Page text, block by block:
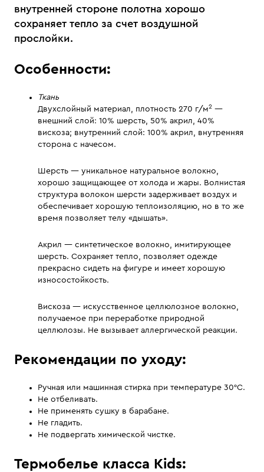
внутренней стороне полотна хорошо
сохраняет тепло за счет воздушной
прослойки.
Особенности:
Ткань
Двухслойный материал, плотность 270 г/м2 —
внешний слой: 10% шерсть, 50% акрил, 40%
вискоза; внутренний слой: 100% акрил, внутренняя
сторона с начесом.
Шерсть — уникальное натуральное волокно,
хорошо защищающее от холода и жары. Волнистая
структура волокон шерсти задерживает воздух и
обеспечивает хорошую теплоизоляцию, но в то же
время позволяет телу «дышать».
Акрил — синтетическое волокно, имитирующее
шерсть. Сохраняет тепло, позволяет одежде
прекрасно сидеть на фигуре и имеет хорошую
износостойкость.
Вискоза — искусственное целлюлозное волокно,
получаемое при переработке природной
целлюлозы. Не вызывает аллергической реакции.
Рекомендации по уходу:
Ручная или машинная стирка при температуре 30°С.
Не отбеливать.
Не применять сушку в барабане.
Не гладить.
Не подвергать химической чистке.
Термобелье класса Kids: